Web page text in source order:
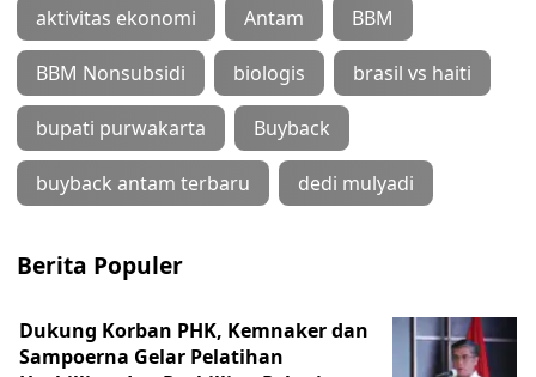
aktivitas ekonomi Antam BBM
BBM Nonsubsidi biologis brasil vs haiti
bupati purwakarta Buyback
buyback antam terbaru dedi mulyadi
Berita Populer
Dukung Korban PHK, Kemnaker dan
Sampoerna Gelar Pelatihan